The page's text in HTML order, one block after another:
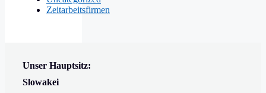
Zeitarbeitsfirmen
Unser Hauptsitz:
Slowakei